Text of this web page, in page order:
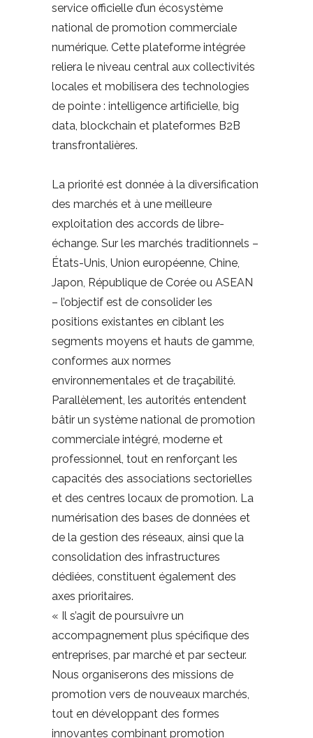
service officielle d’un écosystème
national de promotion commerciale
numérique. Cette plateforme intégrée
reliera le niveau central aux collectivités
locales et mobilisera des technologies
de pointe : intelligence artificielle, big
data, blockchain et plateformes B2B
transfrontalières.
La priorité est donnée à la diversification
des marchés et à une meilleure
exploitation des accords de libre-
échange. Sur les marchés traditionnels –
États-Unis, Union européenne, Chine,
Japon, République de Corée ou ASEAN
– l’objectif est de consolider les
positions existantes en ciblant les
segments moyens et hauts de gamme,
conformes aux normes
environnementales et de traçabilité.
Parallèlement, les autorités entendent
bâtir un système national de promotion
commerciale intégré, moderne et
professionnel, tout en renforçant les
capacités des associations sectorielles
et des centres locaux de promotion. La
numérisation des bases de données et
de la gestion des réseaux, ainsi que la
consolidation des infrastructures
dédiées, constituent également des
axes prioritaires.
« Il s’agit de poursuivre un
accompagnement plus spécifique des
entreprises, par marché et par secteur.
Nous organiserons des missions de
promotion vers de nouveaux marchés,
tout en développant des formes
innovantes combinant promotion